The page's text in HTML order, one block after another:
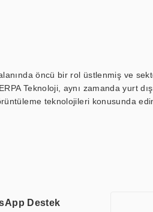
öncü bir rol üstlenmiş ve
Teknoloji, aynı zamanda yurt
teknolojileri konusunda
ve sertifikalara sahip
ile iş ortaklarının öne çıkmasına
Destek